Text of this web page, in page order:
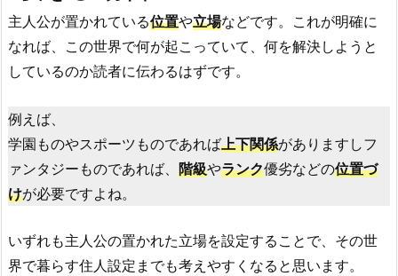
主人公が置かれている位置や立場などです。これが明確に
なれば、この世界で何が起こっていて、何を解決しようと
しているのか読者に伝わるはずです。
例えば、
学園ものやスポーツものであれば上下関係がありますしフ
ァンタジーものであれば、 階級やランク優劣などの位置づ
けが必要ですよね。
いずれも主人公の置かれた立場を設定することで、その世
界で暮らす住人設定までも考えやすくなると思います。